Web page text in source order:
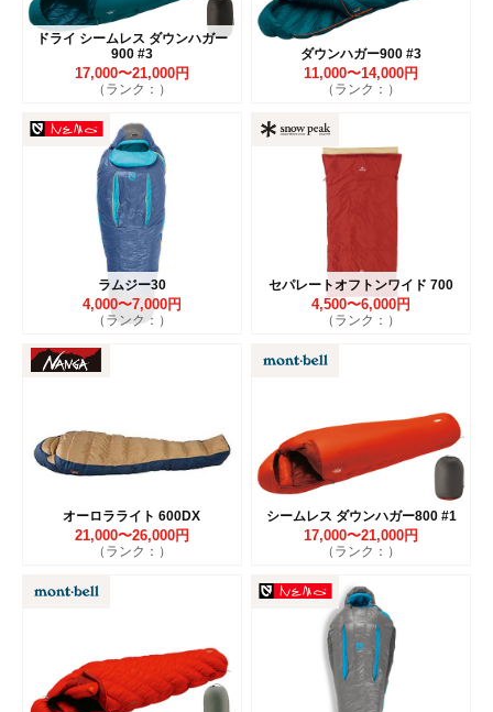
ドライ シームレス ダウンハガー
900 #3
17,000〜21,000円
（ランク：）
ダウンハガー900 #3
11,000〜14,000円
（ランク：）
ラムジー30
4,000〜7,000円
（ランク：）
セパレートオフトンワイド 700
4,500〜6,000円
（ランク：）
オーロラライト 600DX
21,000〜26,000円
（ランク：）
シームレス ダウンハガー800 #1
17,000〜21,000円
（ランク：）